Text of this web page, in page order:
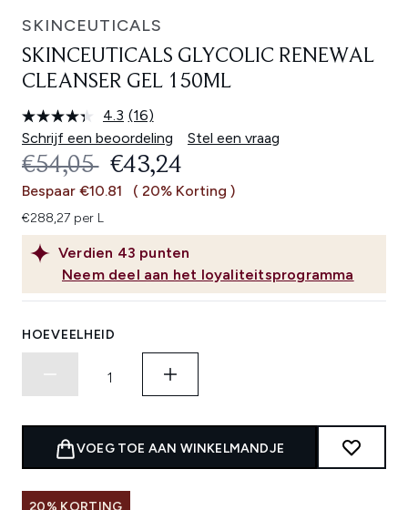
SKINCEUTICALS
SKINCEUTICALS GLYCOLIC RENEWAL
CLEANSER GEL 150ML
4.3 Lees
16
beoordelingen.
Dezelfde
paginalink.
(16)
Schrijf een beoordeling
Stel een vraag
Verdien 43 punten
Neem deel aan het loyaliteitsprogramma
RECOMMENDED RETAIL PRICE:
€54,05 HUIDIGE PRIJS:
€43,24
Bespaar €10.81 ( 20% Korting )
€288,27 per L
HOEVEELHEID
VOEG TOE AAN WINKELMANDJE
20% KORTING